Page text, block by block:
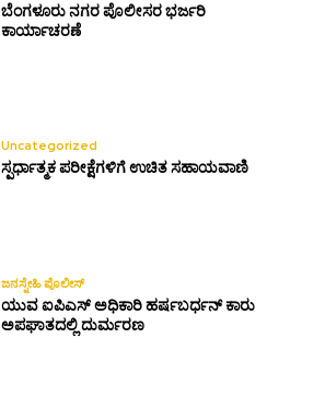
ಬೆಂಗಳೂರು ನಗರ ಪೊಲೀಸರ ಭರ್ಜರಿ
ಕಾರ್ಯಾಚರಣೆ
Uncategorized
ಸ್ಪರ್ಧಾತ್ಮಕ ಪರೀಕ್ಷೆಗಳಿಗೆ ಉಚಿತ ಸಹಾಯವಾಣಿ
ಜನಸ್ನೇಹಿ ಪೊಲೀಸ್
ಯುವ ಐಪಿಎಸ್ ಅಧಿಕಾರಿ ಹರ್ಷಬರ್ಧನ್ ಕಾರು
ಅಪಘಾತದಲ್ಲಿ ದುರ್ಮರಣ